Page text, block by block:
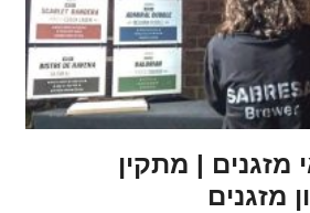
מזגנים | מתקין
מזגנים